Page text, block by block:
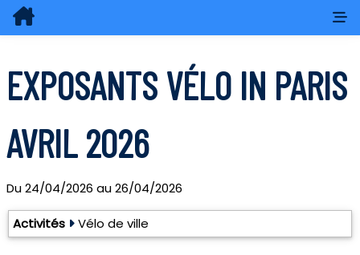
EXPOSANTS VÉLO IN PARIS
AVRIL 2026
Du24/04/2026 au26/04/2026
Activités Vélo de ville